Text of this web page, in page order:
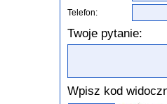
Telefon:
Twoje pytanie:
Wpisz kod